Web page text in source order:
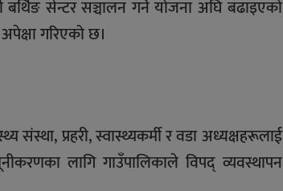
सेन्टर सञ्चालन गर्ने योजना अघि बढाइएको
गरिएको छ।
संस्था, प्रहरी, स्वास्थ्यकर्मी र वडा अध्यक्षहरूलाई
लागि गाउँपालिकाले विपद् व्यवस्थापन